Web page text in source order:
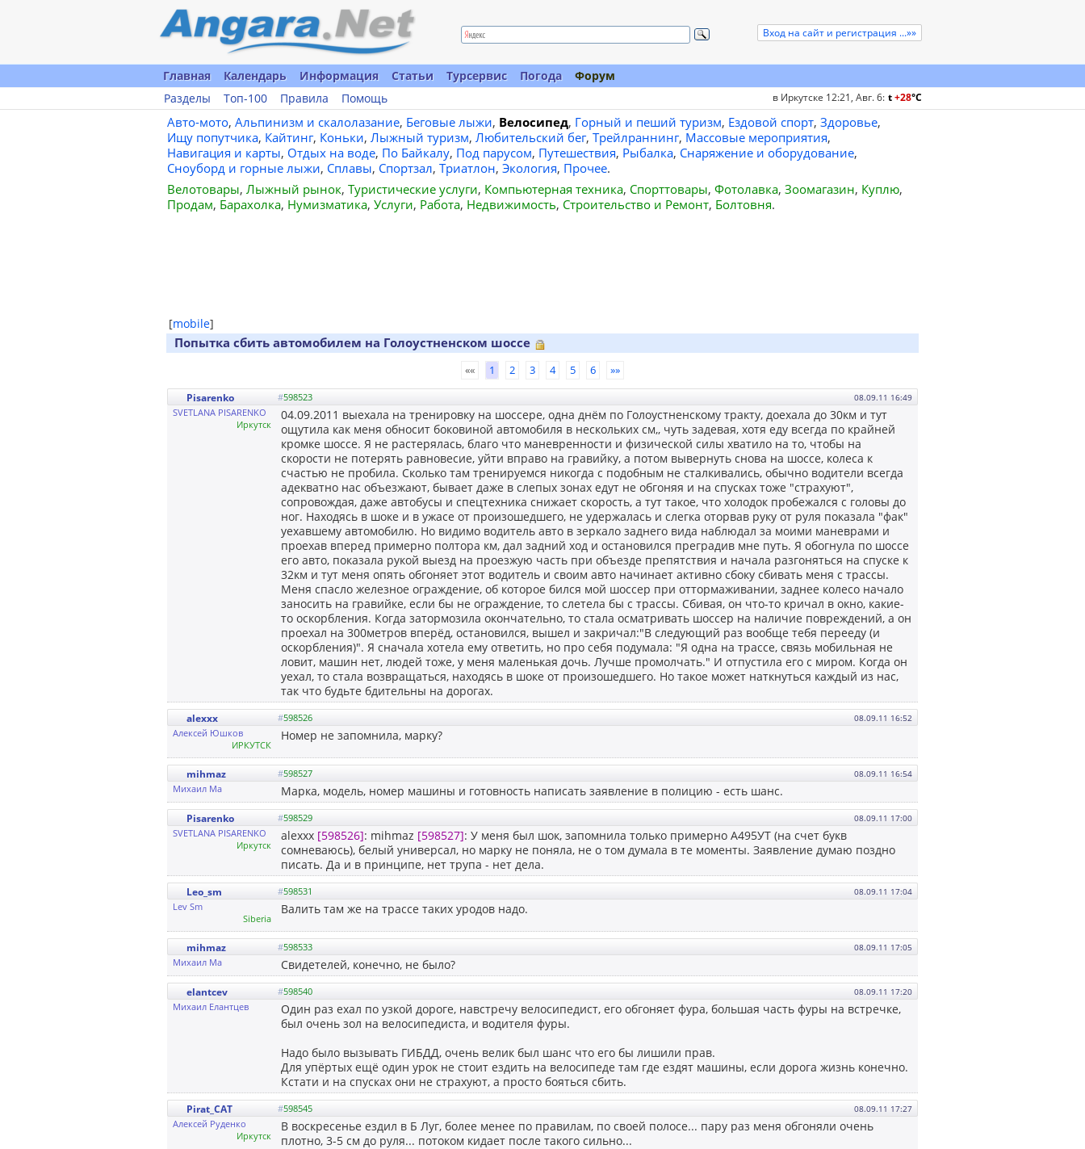
Вход на сайт и регистрация ...»»
Главная Календарь Информация Статьи Турсервис Погода
Форум
Разделы
Топ-100 Правила Помощь в Иркутске 12:21, Авг. 6: t+28°C
Авто-мото, Альпинизм и скалолазание, Беговые лыжи, Велосипед, Горный и пеший туризм, Ездовой спорт, Здоровье,
Ищу попутчика, Кайтинг, Коньки, Лыжный туризм, Любительский бег, Трейлраннинг, Массовые мероприятия,
Навигация и карты, Отдых на воде, По Байкалу, Под парусом, Путешествия, Рыбалка, Снаряжение и оборудование,
Сноуборд и горные лыжи, Сплавы, Спортзал, Триатлон, Экология, Прочее.
Велотовары, Лыжный рынок, Туристические услуги, Компьютерная техника, Спорттовары, Фотолавка, Зоомагазин, Куплю,
Продам, Барахолка, Нумизматика, Услуги, Работа, Недвижимость, Строительство и Ремонт, Болтовня.
[mobile]
Попытка сбить автомобилем на Голоустненском шоссе
«« 1 2 3 4 5 6 »»
08.09.11 16:49
Pisarenko #598523
SVETLANA PISARENKO
Иркутск
04.09.2011 выехала на тренировку на шоссере, одна днём по Голоустненскому тракту, доехала до 30км и тут
ощутила как меня обносит боковиной автомобиля в нескольких см,, чуть задевая, хотя еду всегда по крайней
кромке шоссе. Я не растерялась, благо что маневренности и физической силы хватило на то, чтобы на
скорости не потерять равновесие, уйти вправо на гравийку, а потом вывернуть снова на шоссе, колеса к
счастью не пробила. Сколько там тренируемся никогда с подобным не сталкивались, обычно водители всегда
адекватно нас объезжают, бывает даже в слепых зонах едут не обгоняя и на спусках тоже "страхуют",
сопровождая, даже автобусы и спецтехника снижает скорость, а тут такое, что холодок пробежался с головы до
ног. Находясь в шоке и в ужасе от произошедшего, не удержалась и слегка оторвав руку от руля показала "фак"
уехавшему автомобилю. Но видимо водитель авто в зеркало заднего вида наблюдал за моими маневрами и
проехав вперед примерно полтора км, дал задний ход и остановился преградив мне путь. Я обогнула по шоссе
его авто, показала рукой выезд на проезжую часть при объезде препятствия и начала разгоняться на спуске к
32км и тут меня опять обгоняет этот водитель и своим авто начинает активно сбоку сбивать меня с трассы.
Меня спасло железное ограждение, об которое бился мой шоссер при оттормаживании, заднее колесо начало
заносить на гравийке, если бы не ограждение, то слетела бы с трассы. Сбивая, он что-то кричал в окно, какие-
то оскорбления. Когда затормозила окончательно, то стала осматривать шоссер на наличие повреждений, а он
проехал на 300метров вперёд, остановился, вышел и закричал:"В следующий раз вообще тебя перееду (и
оскорбления)". Я сначала хотела ему ответить, но про себя подумала: "Я одна на трассе, связь мобильная не
ловит, машин нет, людей тоже, у меня маленькая дочь. Лучше промолчать." И отпустила его с миром. Когда он
уехал, то стала возвращаться, находясь в шоке от произошедшего. Но такое может наткнуться каждый из нас,
так что будьте бдительны на дорогах.
08.09.11 16:52
alexxx #598526
Алексей Юшков
ИРКУТСК
Номер не запомнила, марку?
08.09.11 16:54
mihmaz #598527
Михаил Ма
Марка, модель, номер машины и готовность написать заявление в полицию - есть шанс.
08.09.11 17:00
Pisarenko #598529
SVETLANA PISARENKO
Иркутск
alexxx [598526]: mihmaz [598527]: У меня был шок, запомнила только примерно А495УТ (на счет букв
сомневаюсь), белый универсал, но марку не поняла, не о том думала в те моменты. Заявление думаю поздно
писать. Да и в принципе, нет трупа - нет дела.
08.09.11 17:04
Leo_sm #598531
Lev Sm
Siberia
Валить там же на трассе таких уродов надо.
08.09.11 17:05
mihmaz #598533
Михаил Ма
Свидетелей, конечно, не было?
08.09.11 17:20
elantcev #598540
Михаил Елантцев
Один раз ехал по узкой дороге, навстречу велосипедист, его обгоняет фура, большая часть фуры на встречке,
был очень зол на велосипедиста, и водителя фуры.
Надо было вызывать ГИБДД, очень велик был шанс что его бы лишили прав.
Для упёртых ещё один урок не стоит ездить на велосипеде там где ездят машины, если дорога жизнь конечно.
Кстати и на спусках они не страхуют, а просто бояться сбить.
08.09.11 17:27
Pirat_CAT #598545
Алексей Руденко
Иркутск
В воскресенье ездил в Б Луг, более менее по правилам, по своей полосе... пару раз меня обгоняли очень
плотно, 3-5 см до руля... потоком кидает после такого сильно...